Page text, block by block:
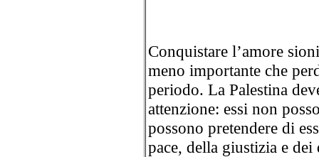
Conquistare l’amore
meno importante che
periodo. La Palestina
attenzione: essi non
possono pretendere di
pace, della giustizia e